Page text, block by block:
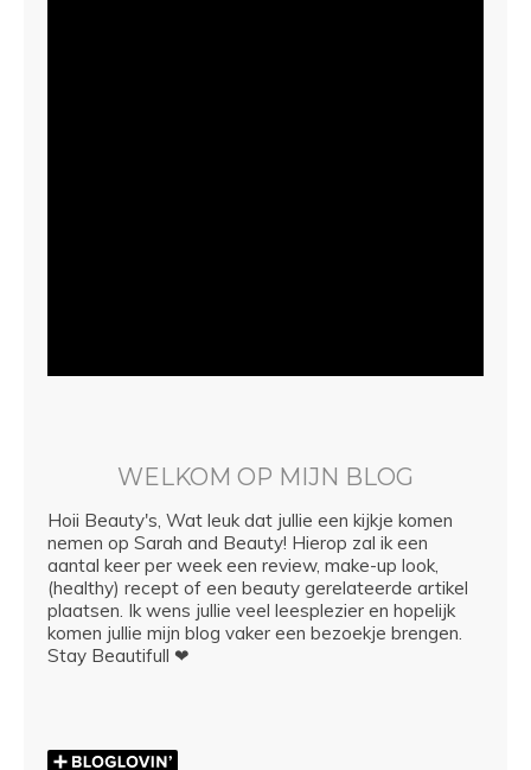
WELKOM OP MIJN BLOG
Hoii Beauty's, Wat leuk dat jullie een kijkje komen
nemen op Sarah and Beauty! Hierop zal ik een
aantal keer per week een review, make-up look,
(healthy) recept of een beauty gerelateerde artikel
plaatsen. Ik wens jullie veel leesplezier en hopelijk
komen jullie mijn blog vaker een bezoekje brengen.
Stay Beautifull ❤